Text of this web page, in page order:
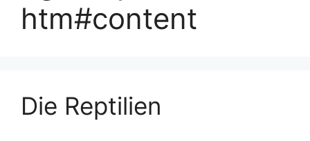
htm#content
Die Reptilien